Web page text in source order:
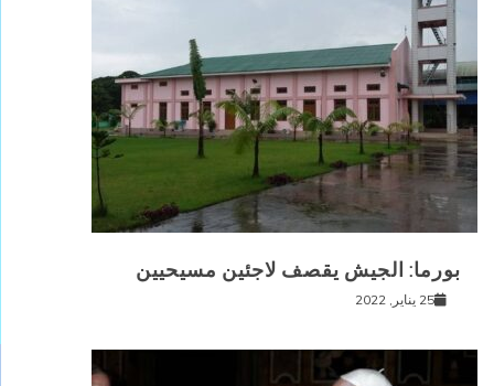
بورما: الجيش يقصف لاجئين مسيحيين
25 يناير, 2022